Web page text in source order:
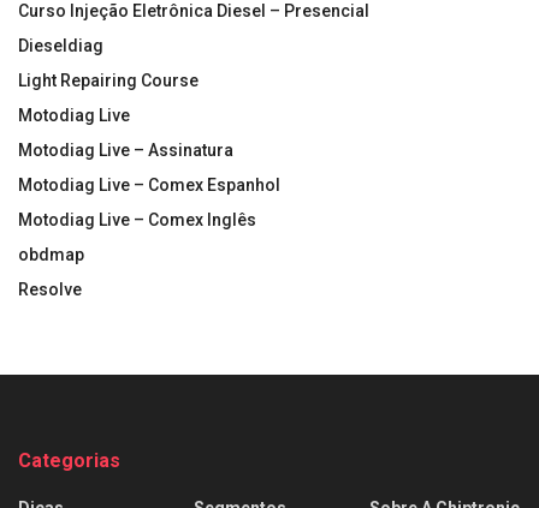
Curso Injeção Eletrônica Diesel – Presencial
Dieseldiag
Light Repairing Course
Motodiag Live
Motodiag Live – Assinatura
Motodiag Live – Comex Espanhol
Motodiag Live – Comex Inglês
obdmap
Resolve
Categorias